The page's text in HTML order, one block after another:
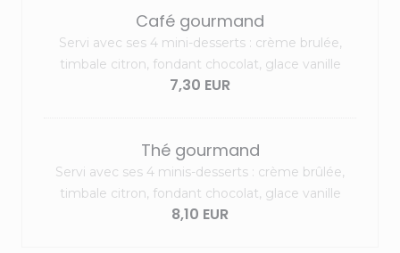
Café gourmand
Servi avec ses 4 mini-desserts : crème brulée,
timbale citron, fondant chocolat, glace vanille
7,30 EUR
Thé gourmand
Servi avec ses 4 minis-desserts : crème brûlée,
timbale citron, fondant chocolat, glace vanille
8,10 EUR